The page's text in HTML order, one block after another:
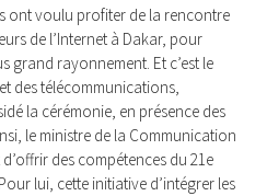
ont voulu profiter de la rencontre
de l’Internet à Dakar, pour
grand rayonnement. Et c’est le
des télécommunications,
la cérémonie, en présence des
le ministre de la Communication
des compétences du 21e
lui, cette initiative d’intégrer les